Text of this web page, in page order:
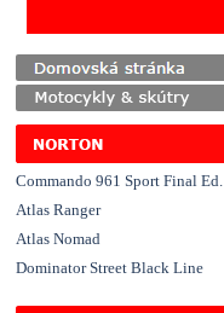
Commando 961 Sport Final Ed.
Atlas Ranger
Atlas Nomad
Dominator Street Black Line